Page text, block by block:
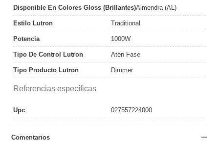
Disponible En Colores Gloss (Brillantes)Almendra (AL)
Estilo Lutron Traditional
Potencia 1000W
Tipo De Control Lutron Aten Fase
Tipo Producto Lutron Dimmer
Referencias específicas
Upc 027557224000
Comentarios